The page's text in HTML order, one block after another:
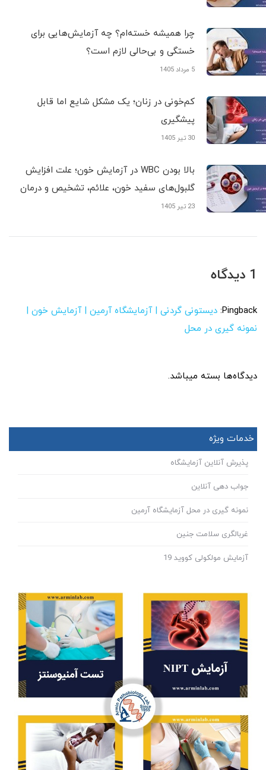
چرا همیشه خسته‌ام؟ چه آزمایش‌هایی برای
خستگی و بی‌حالی لازم است؟
5 مرداد 1405
کم‌خونی در زنان؛ یک مشکل شایع اما قابل
پیشگیری
30 تیر 1405
بالا بودن WBC در آزمایش خون؛ علت افزایش
گلبول‌های سفید خون، علائم، تشخیص و درمان
23 تیر 1405
1 دیدگاه
Pingback: دیستونی گردنی | آزمایشگاه آرمین | آزمایش خون |
نمونه گیری در محل
دیدگاه‌ها بسته میباشد.
خدمات ویژه
پذیرش آنلاین آزمایشگاه
جواب دهی آنلاین
نمونه گیری در محل آزمایشگاه آرمین
غربالگری سلامت جنین
آزمایش مولکولی کووید 19